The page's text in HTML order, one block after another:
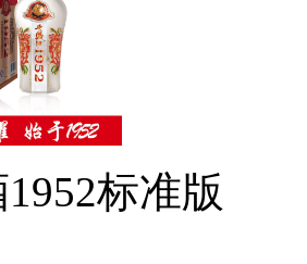
标准版